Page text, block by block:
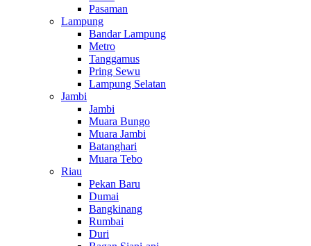
Pasaman
Lampung
Bandar Lampung
Metro
Tanggamus
Pring Sewu
Lampung Selatan
Jambi
Jambi
Muara Bungo
Muara Jambi
Batanghari
Muara Tebo
Riau
Pekan Baru
Dumai
Bangkinang
Rumbai
Duri